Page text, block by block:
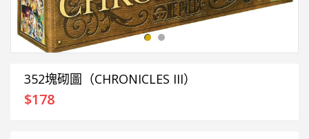
352塊砌圖（CHRONICLES III）
$178